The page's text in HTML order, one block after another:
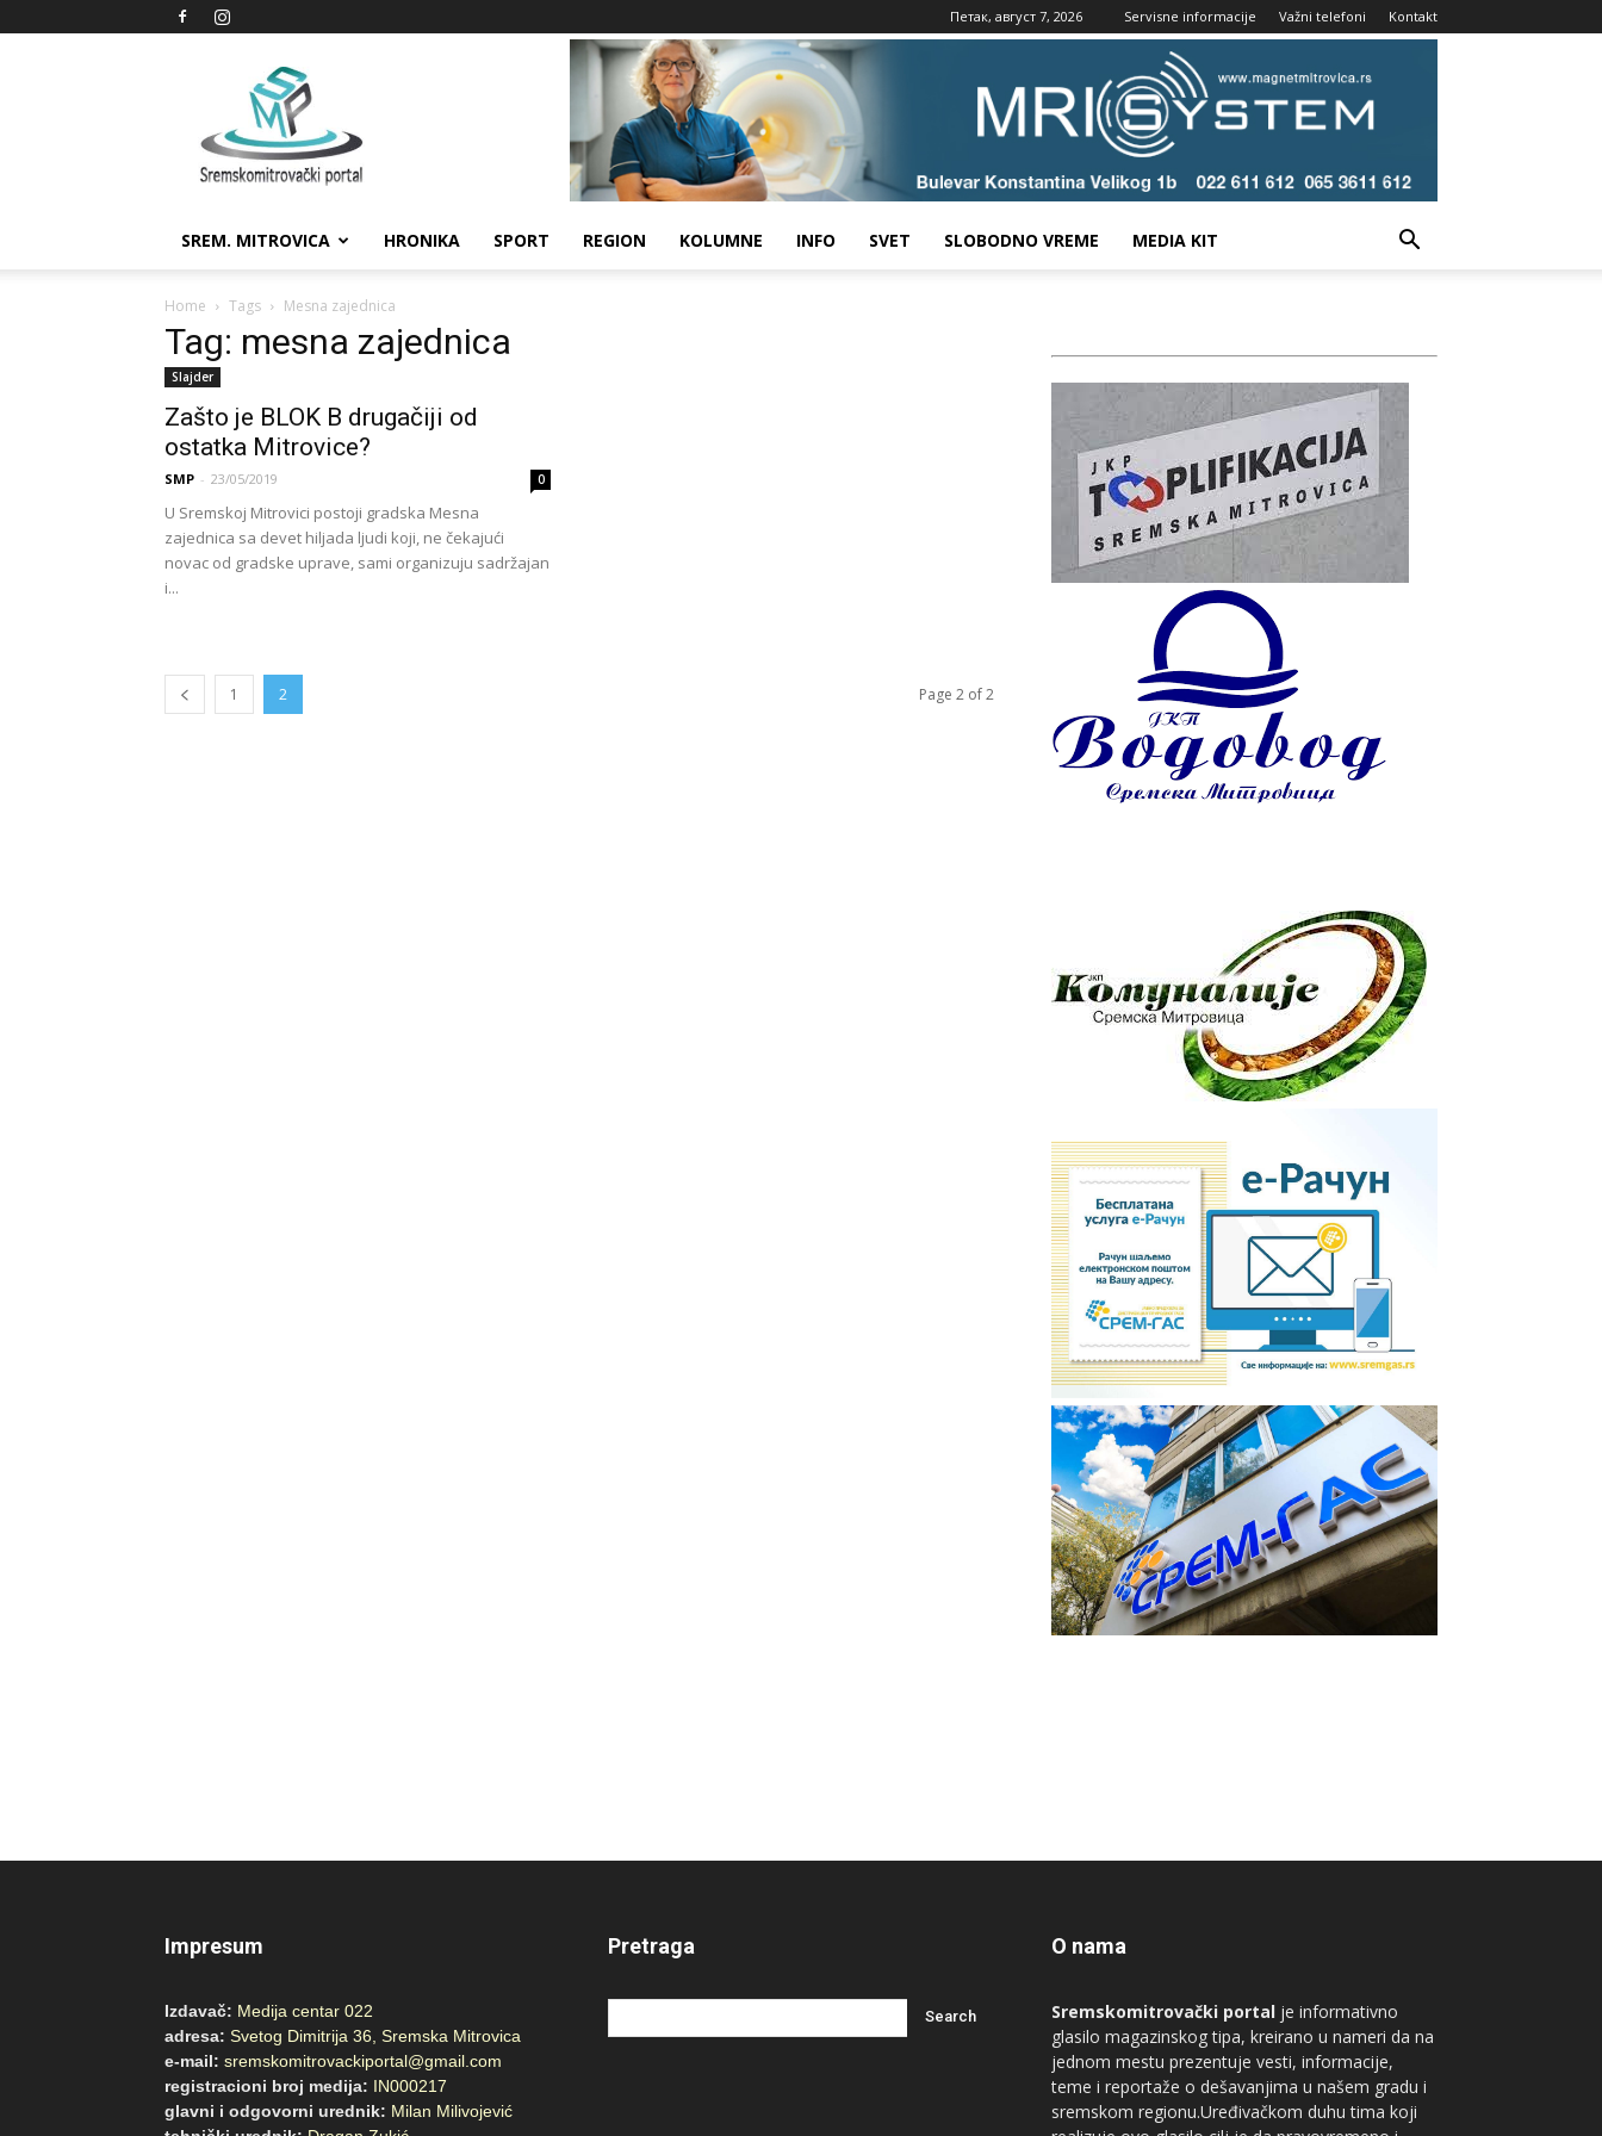
Петак, август 7, 2026 Servisne informacije Važni telefoni Kontakt
Sremskomitrovački
portal
SREM. MITROVICA HRONIKA SPORT REGION KOLUMNE INFO SVET SLOBODNO VREME MEDIA KIT
Home Tags Mesna zajednica
Tag: mesna zajednica
Slajder
Zašto je BLOK B drugačiji od
ostatka Mitrovice?
SMP - 23/05/2019 0
U Sremskoj Mitrovici postoji gradska Mesna
zajednica sa devet hiljada ljudi koji, ne čekajući
novac od gradske uprave, sami organizuju sadržajan
i...
1 2 Page 2 of 2
Impresum
Izdavač: Medija centar 022
adresa: Svetog Dimitrija 36, Sremska Mitrovica
e-mail: sremskomitrovackiportal@gmail.com
registracioni broj medija: IN000217
glavni i odgovorni urednik: Milan Milivojević
Pretraga O nama
Sremskomitrovački portal je informativno
glasilo magazinskog tipa, kreirano u nameri da na
jednom mestu prezentuje vesti, informacije,
teme i reportaže o dešavanjima u našem gradu i
sremskom regionu.Uređivačkom duhu tima koji